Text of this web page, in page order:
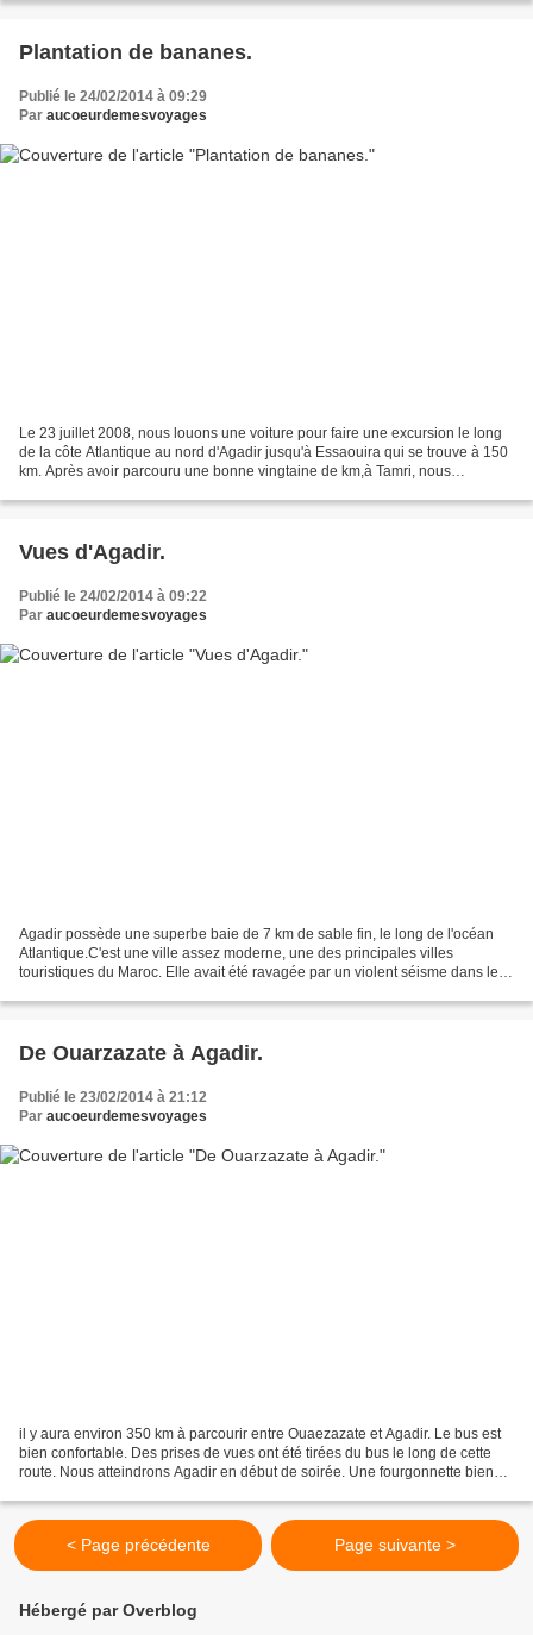
Plantation de bananes.
Publié le 24/02/2014 à 09:29
Par aucoeurdemesvoyages
Le 23 juillet 2008, nous louons une voiture pour faire une excursion le long
de la côte Atlantique au nord d'Agadir jusqu'à Essaouira qui se trouve à 150
km. Après avoir parcouru une bonne vingtaine de km,à Tamri, nous
Vues d'Agadir.
Publié le 24/02/2014 à 09:22
Par aucoeurdemesvoyages
Agadir possède une superbe baie de 7 km de sable fin, le long de l'océan
Atlantique.C'est une ville assez moderne, une des principales villes
touristiques du Maroc. Elle avait été ravagée par un violent séisme dans les
De Ouarzazate à Agadir.
Publié le 23/02/2014 à 21:12
Par aucoeurdemesvoyages
il y aura environ 350 km à parcourir entre Ouaezazate et Agadir. Le bus est
bien confortable. Des prises de vues ont été tirées du bus le long de cette
route. Nous atteindrons Agadir en début de soirée. Une fourgonnette bien
< Page précédente Page suivante >
Hébergé par Overblog